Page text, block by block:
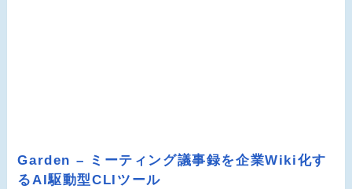
Garden – ミーティング議事録を企業Wiki化す
るAI駆動型CLIツール